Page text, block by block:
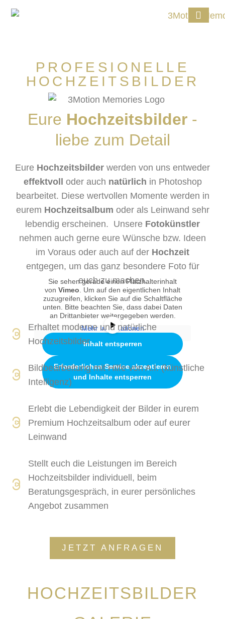
PROFESIONELLE
HOCHZEITSBILDER
Eure Hochzeitsbilder -
liebe zum Detail
Eure Hochzeitsbilder werden von uns entweder
effektvoll
oder auch natürlich in Photoshop
bearbeitet. Diese wertvollen Momente werden in
eurem Hochzeitsalbum oder als Leinwand sehr
lebendig erscheinen. Unsere Fotokünstler
nehmen auch gerne eure Wünsche bzw. Ideen
im Voraus oder auch auf der Hochzeit
entgegen, um das ganz besondere Foto für
euch zu machen.
Sie sehen gerade einen Platzhalterinhalt
von Vimeo . Um auf den eigentlichen Inhalt
zuzugreifen, klicken Sie auf die Schaltfläche
unten. Bitte beachten Sie, dass dabei Daten
an Drittanbieter weitergegeben werden.
Mehr Informationen
Inhalt entsperren
Erforderlichen Service akzeptieren
und Inhalte entsperren
Erhaltet moderne und natürliche
Hochzeitsbilder
Bildbearbeitung mit Hilfe von A.I. (künstliche
Intelligenz)
Erlebt die Lebendigkeit der Bilder in eurem
Premium Hochzeitsalbum oder auf eurer
Leinwand
Stellt euch die Leistungen im Bereich
Hochzeitsbilder individuell, beim
Beratungsgespräch, in eurer persönliches
Angebot zusammen
JETZT ANFRAGEN
HOCHZEITSBILDER